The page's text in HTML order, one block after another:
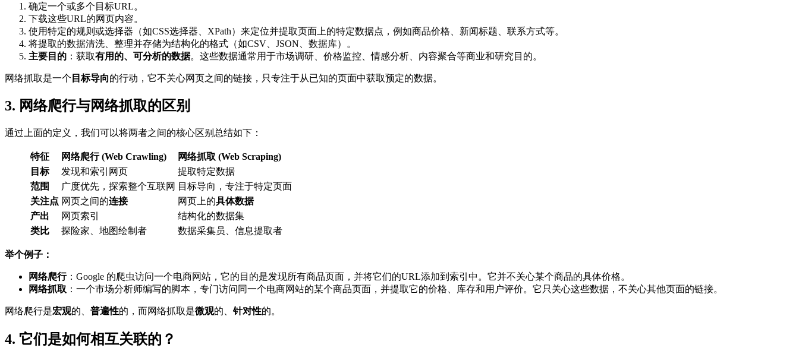
确定一个或多个目标URL。
下载这些URL的网页内容。
使用特定的规则或选择器（如CSS选择器、XPath）来定位并提取页面上的特定数据点，例如商品价格、新闻标题、联系方式等。
将提取的数据清洗、整理并存储为结构化的格式（如CSV、JSON、数据库）。
主要目的 ：获取有用的、可分析的数据。这些数据通常用于市场调研、价格监控、情感分析、内容聚合等商业和研究目的。
网络抓取是一个 目标导向的行动，它不关心网页之间的链接，只专注于从已知的页面中获取预定的数据。
3. 网络爬行与网络抓取的区别
通过上面的定义，我们可以将两者之间的核心区别总结如下：
特征 网络爬行 (Web Crawling)
网络抓取 (Web Scraping)
目标
发现和索引网页
提取特定数据
范围
广度优先，探索整个互联网 目标导向，专注于特定页面
关注点 网页之间的连接 网页上的具体数据
产出
网页索引
结构化的数据集
类比
探险家、地图绘制者 数据采集员、信息提取者
举个例子：
网络爬行：Google 的爬虫访问一个电商网站，它的目的是发现所有商品页面，并将它们的URL添加到索引中。它并不关心某个商品的具体价格。
网络抓取 ：一个市场分析师编写的脚本，专门访问同一个电商网站的某个商品页面，并提取它的价格、库存和用户评价。它只关心这些数据，不关心其他页面的链接。
网络爬行是宏观的、 普遍性的，而网络抓取是微观的、针对性的。
4. 它们是如何相互关联的？